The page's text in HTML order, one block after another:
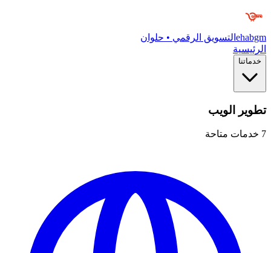
ehabgm التسويق الرقمي • حلوان
الرئيسية
خدماتنا
تطوير الويب
7 خدمات متاحة